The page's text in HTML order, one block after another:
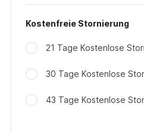
Kostenfreie Stornierung
21 Tage Kostenlose
30 Tage Kostenlose
43 Tage Kostenlose